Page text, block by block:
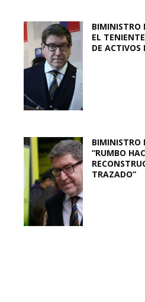
BIMINISTRO
EL
DE ACTIVOS
BIMINISTRO
“RUMBO
TRAZADO”